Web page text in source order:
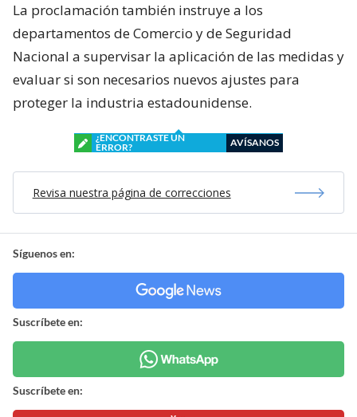
La proclamación también instruye a los
departamentos de Comercio y de Seguridad
Nacional a supervisar la aplicación de las medidas y
evaluar si son necesarios nuevos ajustes para
proteger la industria estadounidense.
¿ENCONTRASTE UN
ERROR?
AVÍSANOS
Revisa nuestra página de correcciones
Síguenos en:
Suscríbete en:
Suscríbete en: